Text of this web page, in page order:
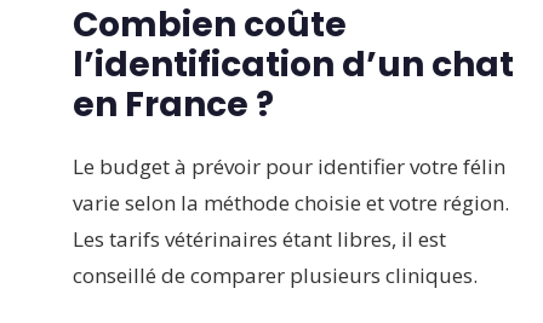
Combien coûte
l’identification d’un chat
en France ?
Le budget à prévoir pour identifier votre félin
varie selon la méthode choisie et votre région.
Les tarifs vétérinaires étant libres, il est
conseillé de comparer plusieurs cliniques.